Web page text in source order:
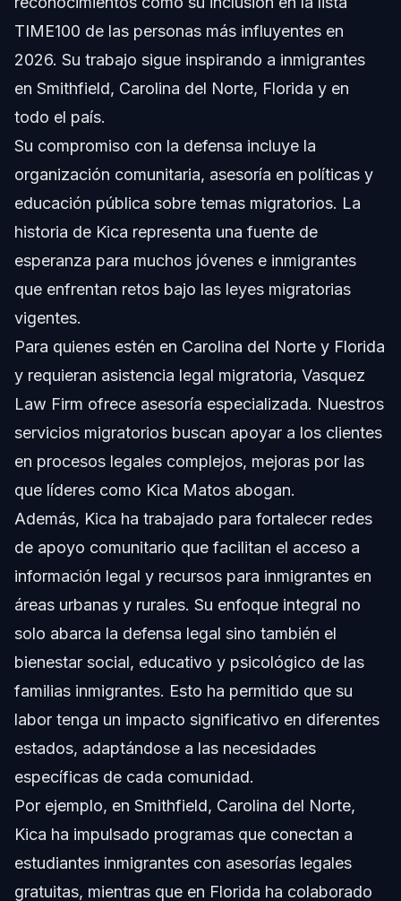
TIME100 de las personas más influyentes en
2026. Su trabajo sigue inspirando a inmigrantes
en Smithfield, Carolina del Norte, Florida y en
todo el país.
Su compromiso con la defensa incluye la
organización comunitaria, asesoría en políticas y
educación pública sobre temas migratorios. La
historia de Kica representa una fuente de
esperanza para muchos jóvenes e inmigrantes
que enfrentan retos bajo las leyes migratorias
vigentes.
Para quienes estén en Carolina del Norte y Florida
y requieran asistencia legal migratoria, Vasquez
Law Firm ofrece asesoría especializada. Nuestros
servicios migratorios buscan apoyar a los clientes
en procesos legales complejos, mejoras por las
que líderes como Kica Matos abogan.
Además, Kica ha trabajado para fortalecer redes
de apoyo comunitario que facilitan el acceso a
información legal y recursos para inmigrantes en
áreas urbanas y rurales. Su enfoque integral no
solo abarca la defensa legal sino también el
bienestar social, educativo y psicológico de las
familias inmigrantes. Esto ha permitido que su
labor tenga un impacto significativo en diferentes
estados, adaptándose a las necesidades
específicas de cada comunidad.
Por ejemplo, en Smithfield, Carolina del Norte,
Kica ha impulsado programas que conectan a
estudiantes inmigrantes con asesorías legales
gratuitas, mientras que en Florida ha colaborado